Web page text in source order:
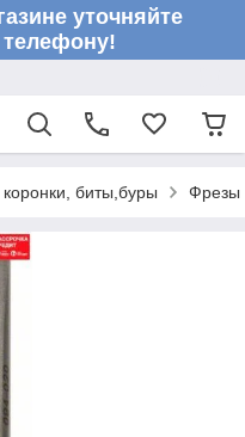
уточняйте
биты,буры Фрезы